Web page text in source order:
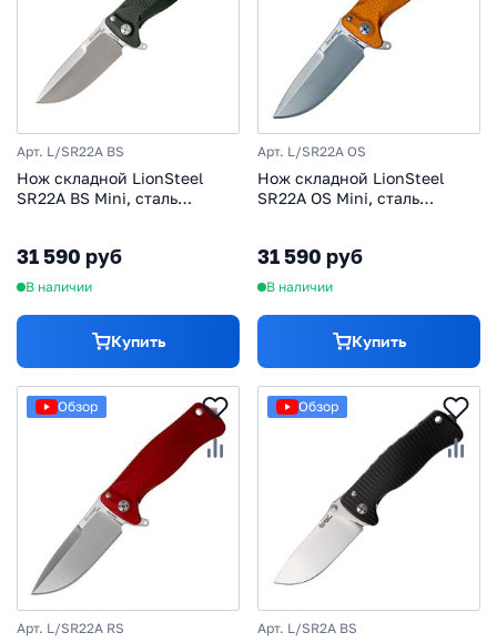
Арт. L/SR22A BS
Нож складной LionSteel
SR22A BS Mini, сталь
(Solid®), чёрный
31 590 руб
В наличии
Купить
Арт. L/SR22A OS
Нож складной LionSteel
SR22A OS Mini, сталь
(Solid®), оранжевый
31 590 руб
В наличии
Купить
Обзор
Арт. L/SR22A RS
Обзор
Арт. L/SR2A BS